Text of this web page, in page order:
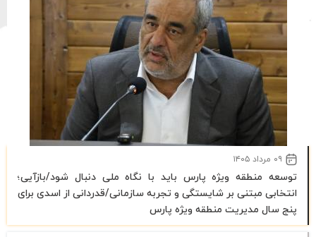
توسعه منطقه ویژه پارس باید با نگاه ملی دنبال شود/بازآیی؛
انتخابی مبتنی بر شایستگی و تجربه سازمانی/قدردانی از اسدی برای
پنج سال مدیریت منطقه ویژه پارس
۰۹ مرداد ۱۴۰۵
توسعه منطقه با نقشه راه علمی و نگاه کلان‌نگر دنبال می‌شود